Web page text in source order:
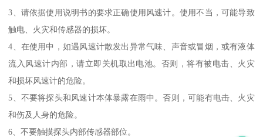
3、请依据使用说明书的要求正确使用风速计。使用不当，可能导致
触电、火灾和传感器的损坏。
4、在使用中，如遇风速计散发出异常气味、声音或冒烟，或有液体
流入风速计内部，请立即关机取出电池。否则，将有被电击、火灾
和损坏风速计的危险。
5、不要将探头和风速计本体暴露在雨中。否则，可能有电击、火灾
和伤及人身的危险。
6、不要触摸探头内部传感器部位。